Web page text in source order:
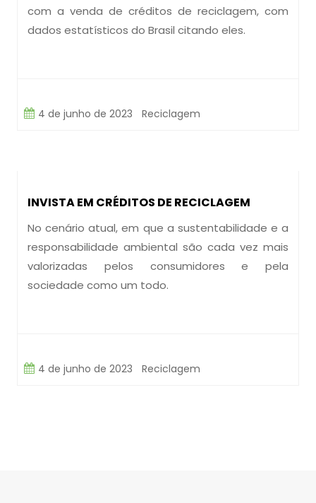
com a venda de créditos de reciclagem, com
dados estatísticos do Brasil citando eles.
4 de junho de 2023 Reciclagem
INVISTA EM CRÉDITOS DE RECICLAGEM
No cenário atual, em que a sustentabilidade e a
responsabilidade ambiental são cada vez mais
valorizadas pelos consumidores e pela
sociedade como um todo.
4 de junho de 2023 Reciclagem